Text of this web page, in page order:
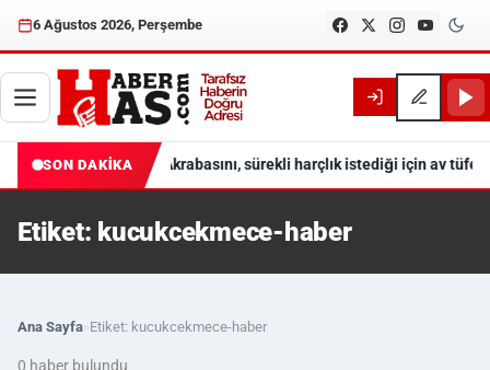
6 Ağustos 2026, Perşembe
SON DAKİKA Akrabasını, sürekli harçlık istediği için av
Etiket: kucukcekmece-haber
Ana Sayfa Etiket: kucukcekmece-haber
0 haber bulundu